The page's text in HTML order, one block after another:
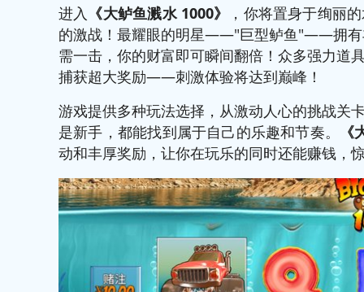
进入 《大鲈鱼溅水 1000》
，你将置身于绚丽
的激战！最耀眼的明星——"巨型鲈鱼"——拥
需一击，你的财富即可瞬间翻倍！众多强力道
捕获超大奖励——刺激体验将达到巅峰！
游戏提供多种玩法选择，从激动人心的挑战关
是新手，都能找到属于自己的乐趣和节奏。
动和丰厚奖励，让你在玩乐的同时还能赚钱，